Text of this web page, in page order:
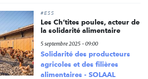
#ESS
Les Ch’tites poules, acteur de
la solidarité alimentaire
5 septembre 2025 - 09:00
Solidarité des producteurs
agricoles et des filières
alimentaires - SOLAAL